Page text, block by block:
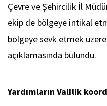
Çevre ve Şehircilik İl
ekip de bölgeye intikal
bölgeye sevk etmek üzere
açıklamasında bulundu.
Yardımların Valilik